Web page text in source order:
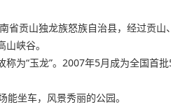
贡山独龙族怒族自治县，经过贡山
峡谷。
为“玉龙”。2007年5月成为全国首
坐车，风景秀丽的公园。